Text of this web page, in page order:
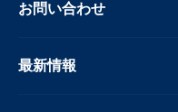
お問い合わせ
最新情報